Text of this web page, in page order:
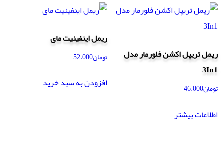
ریمل تریپل اکشن فلورمار مدل
3In1
تومان46.000
اطلاعات بیشتر
ریمل اینفینیت مای
تومان52.000
افزودن به سبد خرید